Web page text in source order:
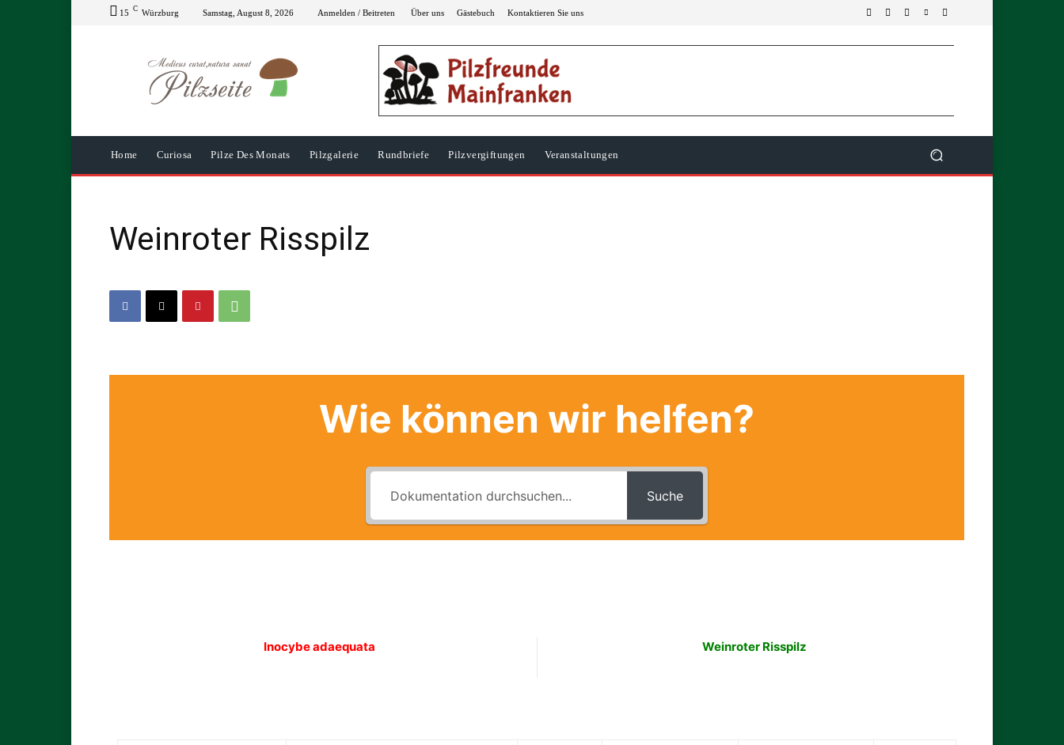
15 C Würzburg Samstag, August 8, 2026 Anmelden / Beitreten Über uns Gästebuch Kontaktieren Sie uns
Home Curiosa Pilze Des Monats Pilzgalerie Rundbriefe Pilzvergiftungen Veranstaltungen
Weinroter Risspilz
Wie können wir helfen?
Suche
Inocybe adaequata Weinroter Risspilz